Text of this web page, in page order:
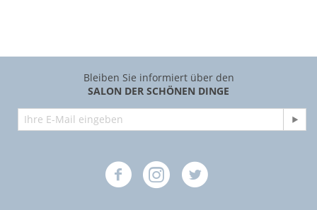
Bleiben Sie informiert über den
SALON DER SCHÖNEN DINGE